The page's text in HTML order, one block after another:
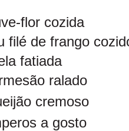
flor cozida
filé de frango
fatiada
ralado
cremoso
a gosto